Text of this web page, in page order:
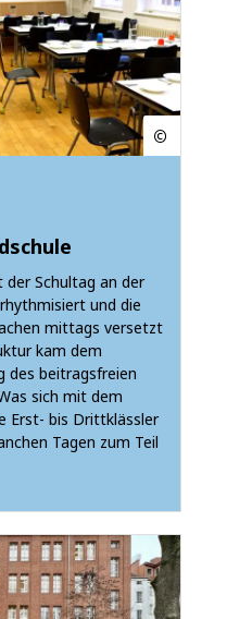
der Schultag an der
und die
mittags versetzt
kam dem
des beitragsfreien
sich mit dem
Erst- bis Drittklässler
Tagen zum Teil